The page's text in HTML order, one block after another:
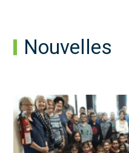
Nouvelles